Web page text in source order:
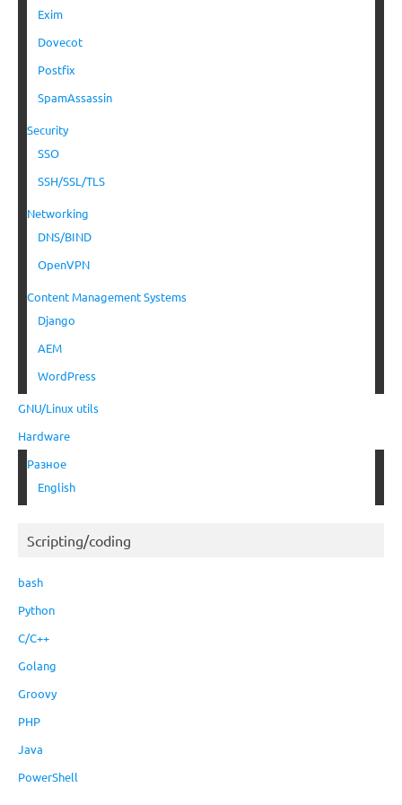
Exim
Dovecot
Postfix
SpamAssassin
Security
SSO
SSH/SSL/TLS
Networking
DNS/BIND
OpenVPN
Content Management Systems
Django
AEM
WordPress
GNU/Linux utils
Hardware
Разное
English
Scripting/coding
bash
Python
C/C++
Golang
Groovy
PHP
Java
PowerShell